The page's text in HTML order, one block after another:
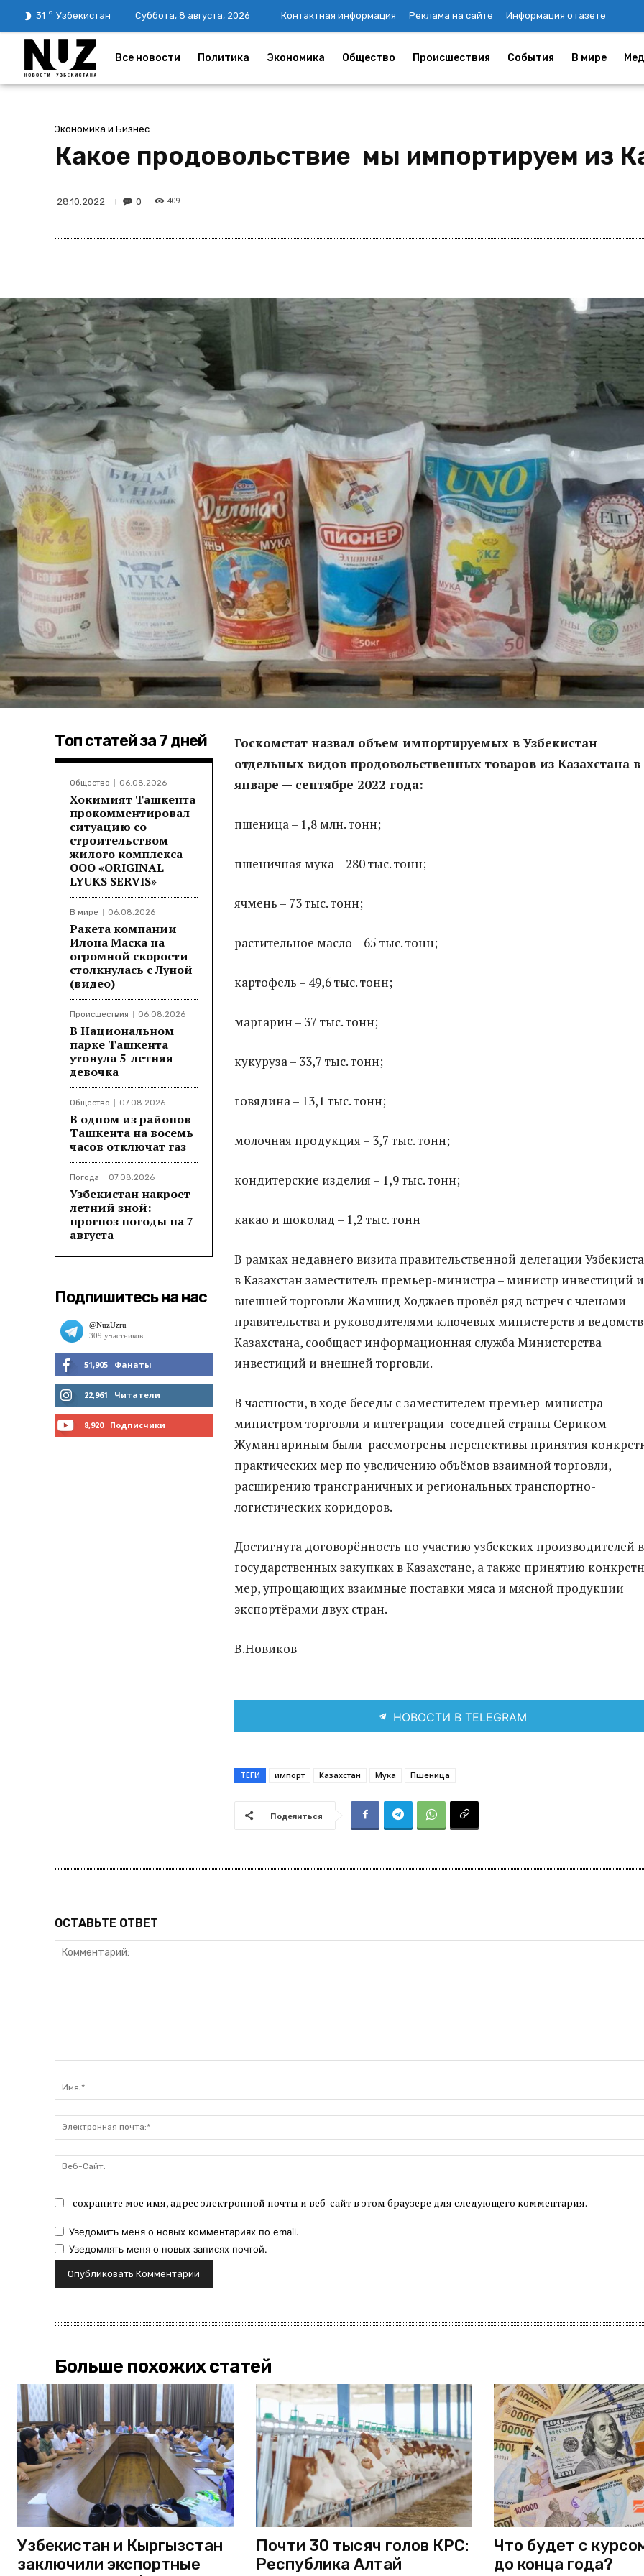
31 C Узбекистан Суббота, 8 августа, 2026 Контактная информация Реклама на сайте Информация о газете
Все новости Политика Экономика Общество Происшествия События В мире
Экономика и Бизнес
Какое продовольствие мы импортируем из
28.10.2022 0 409
Топ статей за 7 дней
Общество 06.08.2026
Хокимият Ташкента
прокомментировал
ситуацию со
строительством
жилого комплекса
ООО «ORIGINAL
LYUKS SERVIS»
В мире 06.08.2026
Ракета компании
Илона Маска на
огромной скорости
столкнулась с Луной
(видео)
Происшествия 06.08.2026
В Национальном
парке Ташкента
утонула 5-летняя
девочка
Общество 07.08.2026
В одном из районов
Ташкента на восемь
часов отключат газ
Погода 07.08.2026
Узбекистан накроет
летний зной:
прогноз погоды на 7
августа
Подпишитесь на нас
51,905 Фанаты
МНЕ НРАВИТСЯ
22,961 Читатели
8,920 Подписчики
Госкомстат назвал объем импортируемых в Узбекистан
отдельных видов продовольственных товаров из Казахстана в
январе — сентябре 2022 года:
пшеница – 1,8 млн. тонн;
пшеничная мука – 280 тыс. тонн;
ячмень – 73 тыс. тонн;
растительное масло – 65 тыс. тонн;
картофель – 49,6 тыс. тонн;
маргарин – 37 тыс. тонн;
кукуруза – 33,7 тыс. тонн;
говядина – 13,1 тыс. тонн;
молочная продукция – 3,7 тыс. тонн;
кондитерские изделия – 1,9 тыс. тонн;
какао и шоколад – 1,2 тыс. тонн
В рамках недавнего визита правительственной делегации
в Казахстан заместитель премьер-министра – министр инвестиций и
внешней торговли Жамшид Ходжаев провёл ряд встреч с членами
правительства и руководителями ключевых министерств и ведомств
Казахстана, сообщает информационная служба Министерства
инвестиций и внешней торговли.
В частности, в ходе беседы с заместителем премьер-министра –
министром торговли и интеграции соседней страны Сериком
Жумангариным были рассмотрены перспективы принятия
практических мер по увеличению объёмов взаимной торговли,
расширению трансграничных и региональных транспортно-
логистических коридоров.
Достигнута договорённость по участию узбекских производителей в
государственных закупках в Казахстане, а также принятию
мер, упрощающих взаимные поставки мяса и мясной продукции
экспортёрами двух стран.
В.Новиков
НОВОСТИ В TELEGRAM
ТЕГИ импорт Казахстан Мука Пшеница
Поделиться
ОСТАВЬТЕ ОТВЕТ
сохраните мое имя, адрес электронной почты и веб-сайт в этом браузере для следующего комментария.
Уведомить меня о новых комментариях по email.
Уведомлять меня о новых записях почтой.
Больше похожих статей
Узбекистан и Кыргызстан
заключили экспортные
Почти 30 тысяч голов КРС:
Республика Алтай
Что будет с
до конца года?